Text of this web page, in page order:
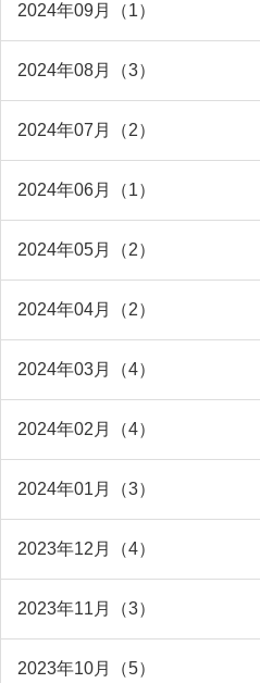
2024年09月（1）
2024年08月（3）
2024年07月（2）
2024年06月（1）
2024年05月（2）
2024年04月（2）
2024年03月（4）
2024年02月（4）
2024年01月（3）
2023年12月（4）
2023年11月（3）
2023年10月（5）